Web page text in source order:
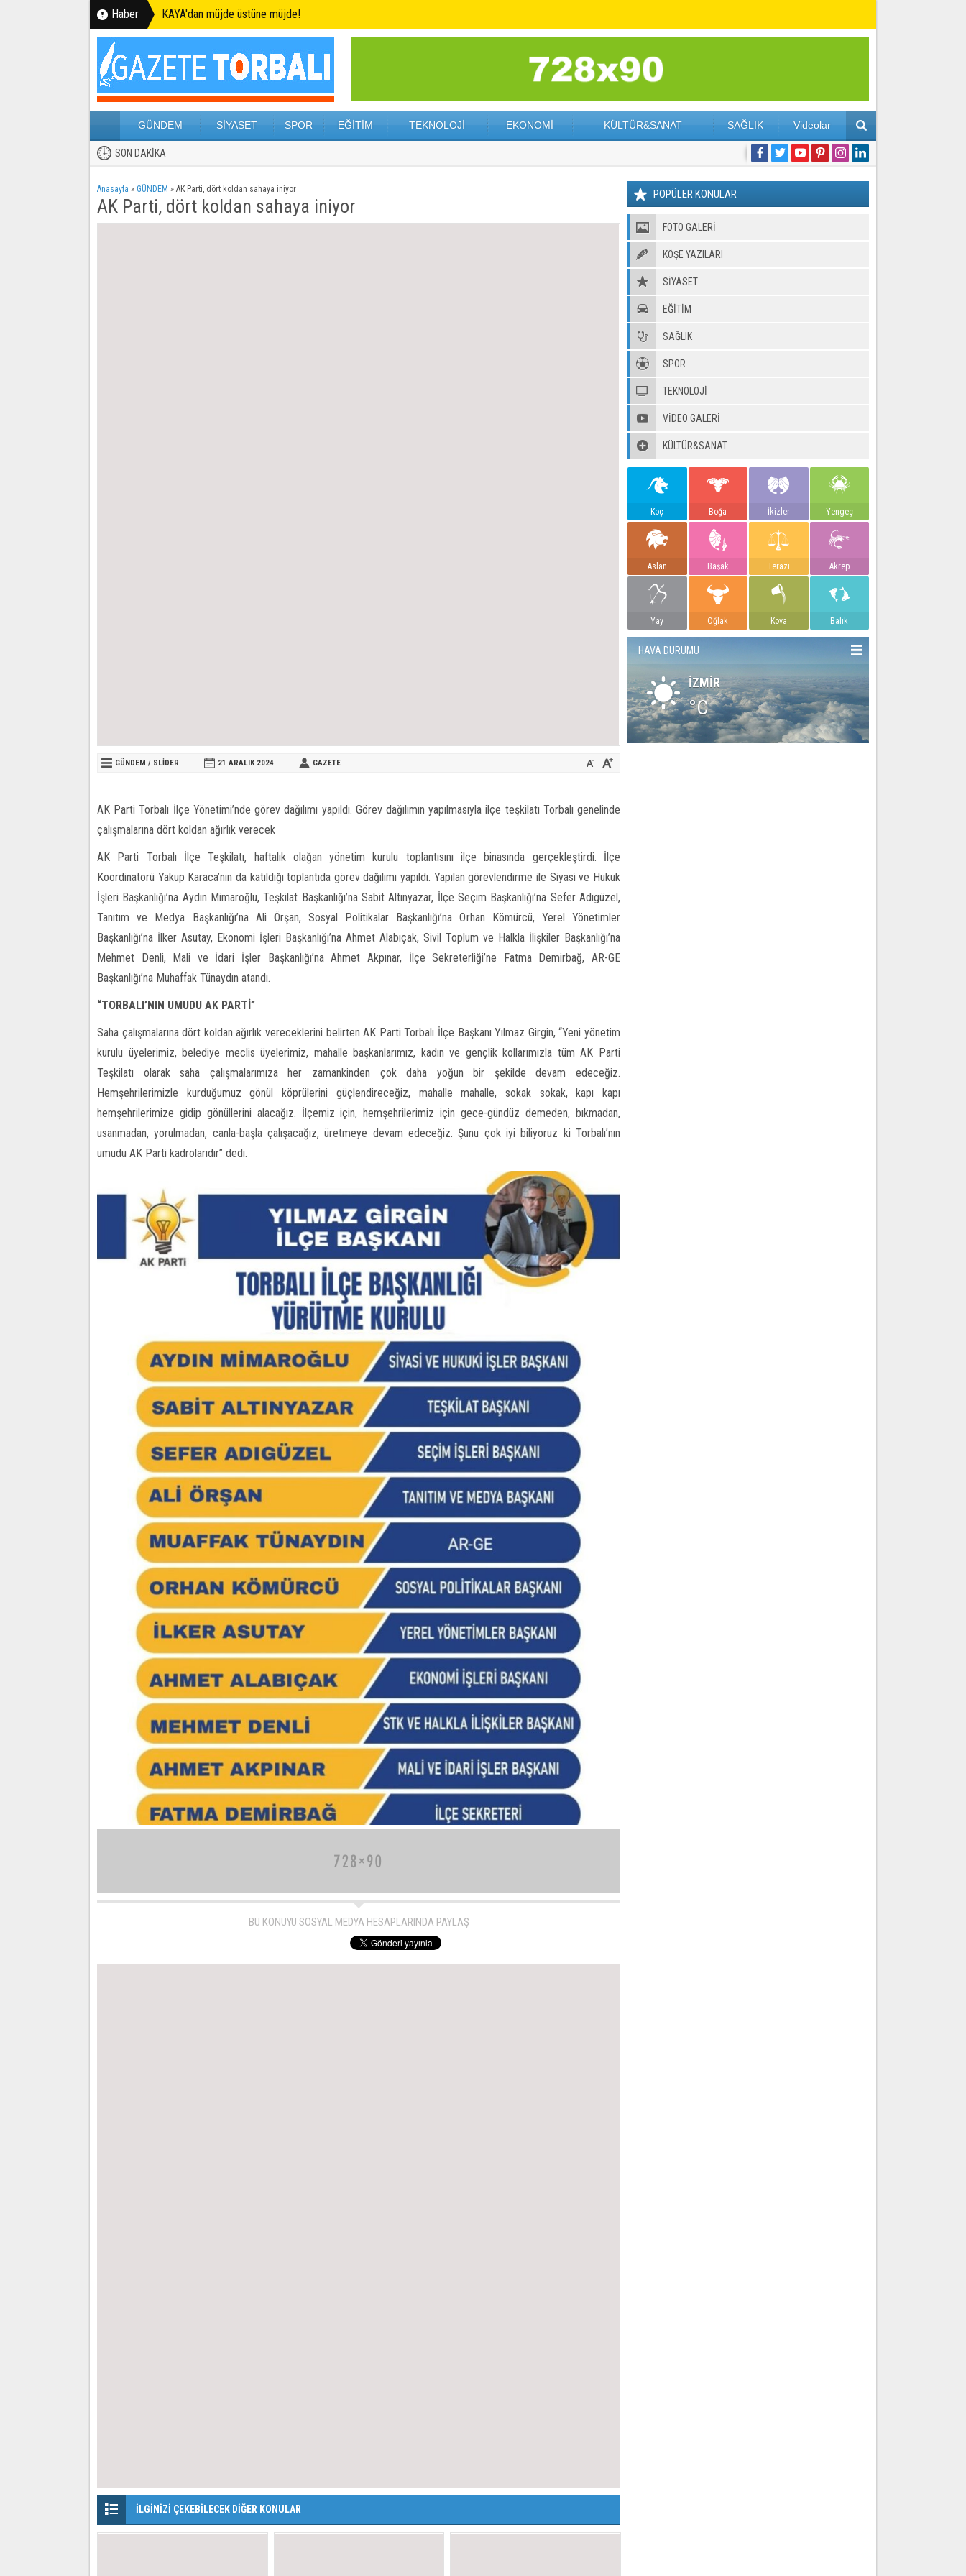
Haber KAYA'dan müjde üstüne müjde!
GÜNDEM SİYASET SPOR EĞİTİM TEKNOLOJİ EKONOMİ KÜLTÜR&SANAT SAĞLIK Videolar
SON DAKİKA
Anasayfa » GÜNDEM » AK Parti, dört koldan sahaya iniyor
AK Parti, dört koldan sahaya iniyor
GÜNDEM / SLİDER 21 ARALIK2024 GAZETE
AK Parti Torbalı İlçe Yönetimi’nde görev dağılımı yapıldı. Görev dağılımın yapılmasıyla ilçe teşkilatı Torbalı genelinde
çalışmalarına dört koldan ağırlık verecek
AK Parti Torbalı İlçe Teşkilatı, haftalık olağan yönetim kurulu toplantısını ilçe binasında gerçekleştirdi. İlçe
Koordinatörü Yakup Karaca’nın da katıldığı toplantıda görev dağılımı yapıldı. Yapılan görevlendirme ile Siyasi ve Hukuk
İşleri Başkanlığı’na Aydın Mimaroğlu, Teşkilat Başkanlığı’na Sabit Altınyazar, İlçe Seçim Başkanlığı’na Sefer Adıgüzel,
Tanıtım ve Medya Başkanlığı’na Ali Örşan, Sosyal Politikalar Başkanlığı’na Orhan Kömürcü, Yerel Yönetimler
Başkanlığı’na İlker Asutay, Ekonomi İşleri Başkanlığı’na Ahmet Alabıçak, Sivil Toplum ve Halkla İlişkiler Başkanlığı’na
Mehmet Denli, Mali ve İdari İşler Başkanlığı’na Ahmet Akpınar, İlçe Sekreterliği’ne Fatma Demirbağ, AR-GE
Başkanlığı’na Muhaffak Tünaydın atandı.
“TORBALI’NIN UMUDU AK PARTİ”
Saha çalışmalarına dört koldan ağırlık vereceklerini belirten AK Parti Torbalı İlçe Başkanı Yılmaz Girgin, “Yeni yönetim
kurulu üyelerimiz, belediye meclis üyelerimiz, mahalle başkanlarımız, kadın ve gençlik kollarımızla tüm AK Parti
Teşkilatı olarak saha çalışmalarımıza her zamankinden çok daha yoğun bir şekilde devam edeceğiz.
Hemşehrilerimizle kurduğumuz gönül köprülerini güçlendireceğiz, mahalle mahalle, sokak sokak, kapı kapı
hemşehrilerimize gidip gönüllerini alacağız. İlçemiz için, hemşehrilerimiz için gece-gündüz demeden, bıkmadan,
usanmadan, yorulmadan, canla-başla çalışacağız, üretmeye devam edeceğiz. Şunu çok iyi biliyoruz ki Torbalı’nın
umudu AK Parti kadrolarıdır” dedi.
BU KONUYU SOSYAL MEDYA HESAPLARINDA PAYLAŞ
İLGİNİZİ ÇEKEBİLECEK DİĞER KONULAR
POPÜLER KONULAR
FOTO GALERI
KÖŞE YAZILARI
SİYASET
EĞİTİM
SAĞLIK
SPOR
TEKNOLOJİ
VIDEO GALERI
KÜLTÜR&SANAT
Koç Boğa İkizler Yengeç
Aslan Başak Terazi Akrep
Yay Oğlak Kova Balık
HAVA DURUMU
İZMİR
°C